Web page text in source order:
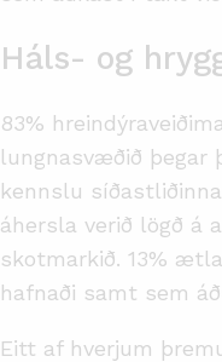
Háls- og
83%
lungnasvæðið þegar
kennslu
áhersla verið lögð á
skotmarkið. 13%
hafnaði samt sem
Eitt af hverjum